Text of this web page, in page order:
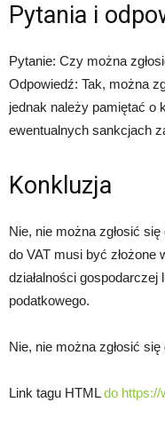
Pytania i
Pytanie: Czy można
Odpowiedź: Tak, można
jednak należy pamiętać o
ewentualnych sankcjach
Konkluzja
Nie, nie można zgłosić
do VAT musi być złożone
działalności
podatkowego.
Nie, nie można zgłosić
Link tagu HTMLdo https://